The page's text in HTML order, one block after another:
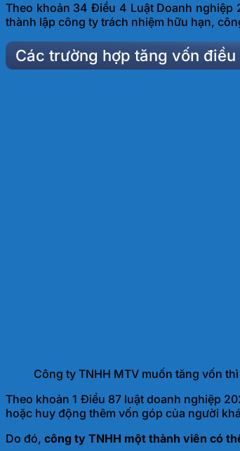
Theo khoản 34 Điều 4 Luật Doanh nghiệp
thành lập công ty trách nhiệm hữu hạn,
Các trường hợp tăng vốn
Công ty TNHH MTV muốn tăng vốn
Theo khoản 1 Điều 87 luật doanh nghiệp
hoặc huy động thêm vốn góp của người
Do đó, công ty TNHH một thành viên có